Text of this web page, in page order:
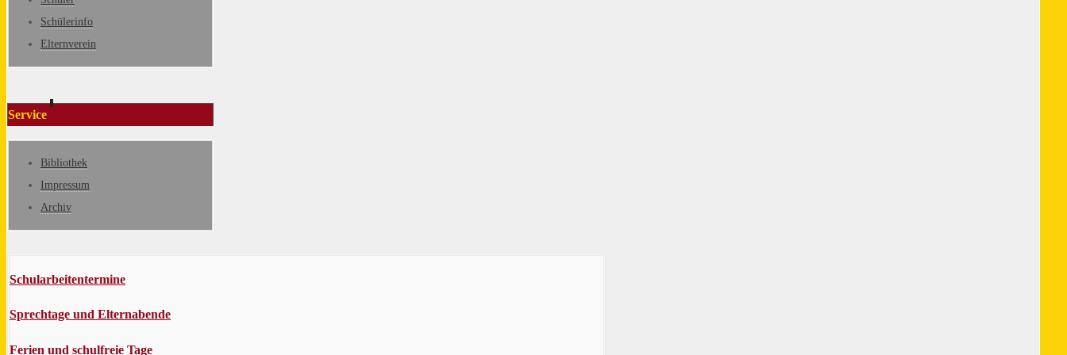
Schülerinfo
Elternverein
Service
Bibliothek
Impressum
Archiv
Schularbeitentermine
Sprechtage und Elternabende
Ferien und schulfreie Tage